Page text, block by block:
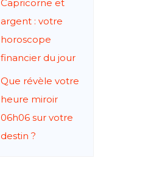
Capricorne et
argent : votre
horoscope
financier du jour
Que révèle votre
heure miroir
06h06 sur votre
destin ?